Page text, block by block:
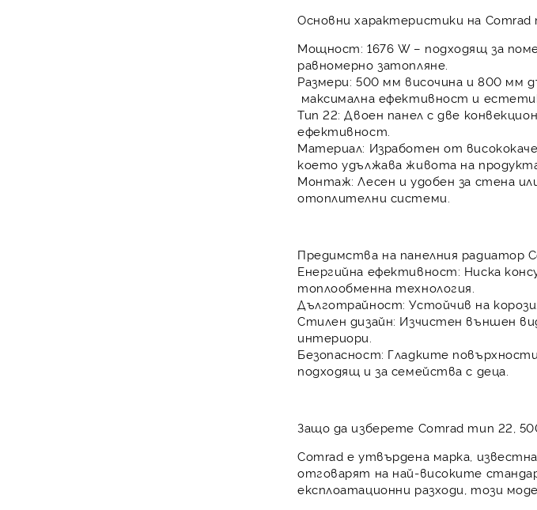
Основни характеристики на
Мощност: 1676 W – подходящ за
равномерно затопляне.
Размери: 500 мм височина и 800 мм
максимална ефективност и
Тип 22: Двоен панел с две
ефективност.
Материал: Изработен от
което удължава живота на
Монтаж: Лесен и удобен за стена
отоплителни системи.
Предимства на панелния радиатор
Енергийна ефективност: Ниска
топлообменна технология.
Дълготрайност: Устойчив на
Стилен дизайн: Изчистен външен
интериори.
Безопасност: Гладките
подходящ и за семейства с деца.
Защо да изберете Comrad тип 22,
Comrad е утвърдена марка,
отговарят на най-високите
експлоатационни разходи, този